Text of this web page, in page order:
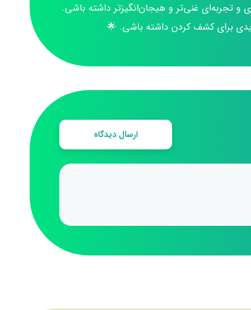
و تجربه‌ای غنی‌تر و هیجان‌انگیزتر داشته باشی.
برای کشف کردن داشته باشی. 🌟
ارسال دیدگاه